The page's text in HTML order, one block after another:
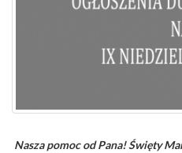
Nasza pomoc od Pana!Święty